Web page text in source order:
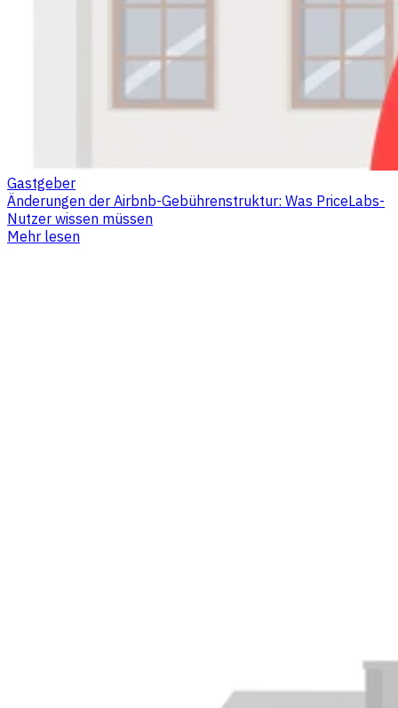
Gastgeber
Änderungen der Airbnb-Gebührenstruktur: Was PriceLabs-
Nutzer wissen müssen
Mehr lesen